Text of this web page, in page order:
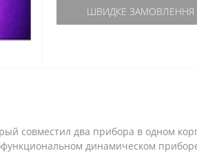
ШВИДКЕ ЗАМОВЛЕННЯ
совместил два прибора в одном
динамическом